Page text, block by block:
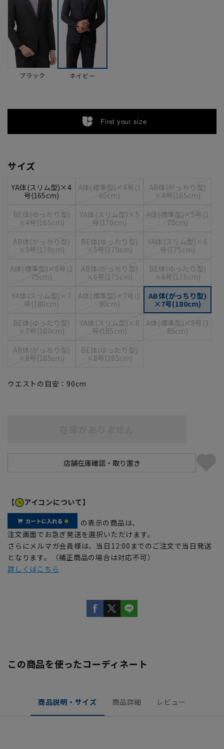
ブラック ネイビー
Find your size
サイズ
YA体(スリム型)×4
号(165cm)
A体(標準型)×4号(1
65cm)
AB体(がっちり型)
×4号(165cm)
BE体(ゆったり型)
×4号(165cm)
YA体(スリム型)×5
号(170cm)
A体(標準型)×5号(1
70cm)
AB体(がっちり型)
×5号(170cm)
BE体(ゆったり型)
×5号(170cm)
YA体(スリム型)×6
号(175cm)
A体(標準型)×6号(1
75cm)
AB体(がっちり型)
×6号(175cm)
BE体(ゆったり型)
×6号(175cm)
YA体(スリム型)×7
号(180cm)
A体(標準型)×7号(1
80cm)
AB体(がっちり型)
×7号(180cm)
BE体(ゆったり型)
×7号(180cm)
YA体(スリム型)×8
号(185cm)
A体(標準型)×8号(1
85cm)
AB体(がっちり型)
×8号(185cm)
BE体(ゆったり型)
×8号(185cm)
ウエストの目安： 90cm
【 アイコンについて】
の表示の商品は、
注文画面でお急ぎ発送を選択いただけます。
さらにメルマガ会員様は、当日12:00までのご注文で当日発送
となります。（補正商品の場合は対応不可）
詳しくはこちら
この商品を使ったコーディネート
商品説明・サイズ 商品詳細 レビュー